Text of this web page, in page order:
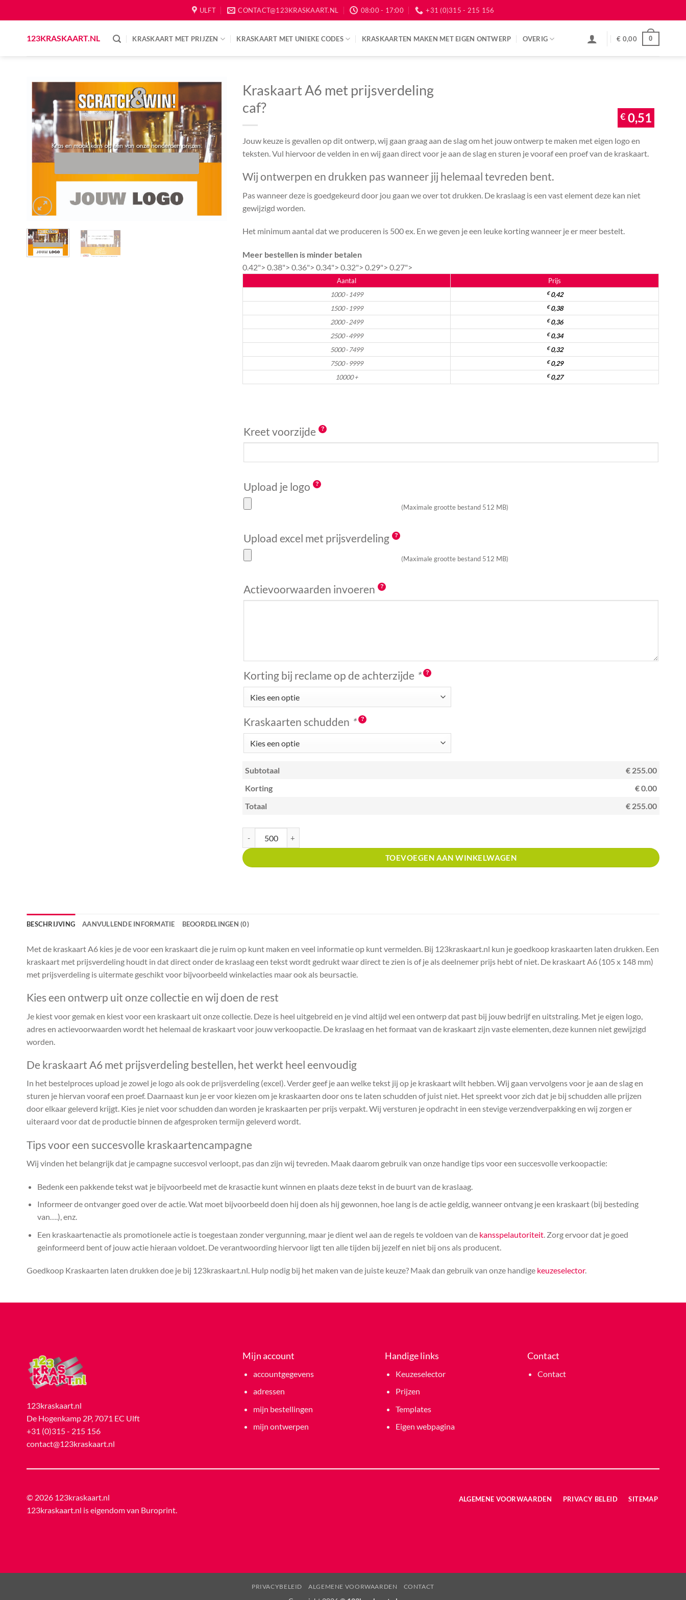
to
ULFT CONTACT@123KRASKAART.NL 08:00 - 17:00 +31 (0)315 - 215 156
123KRASKAART.NL KRASKAART MET PRIJZEN KRASKAART MET UNIEKE CODES KRASKAARTEN MAKEN MET EIGEN ONTWERP OVERIG € 0,00 0
Kraskaart A6 met prijsverdeling
caf?
€0,51
Jouw keuze is gevallen op dit ontwerp, wij gaan graag aan de slag om het jouw ontwerp te maken met eigen logo en
teksten. Vul hiervoor de velden in en wij gaan direct voor je aan de slag en sturen je vooraf een proef van de kraskaart.
Wij ontwerpen en drukken pas wanneer jij helemaal tevreden bent.
Pas wanneer deze is goedgekeurd door jou gaan we over tot drukken. De kraslaag is een vast element deze kan niet
gewijzigd worden.
Het minimum aantal dat we produceren is 500 ex. En we geven je een leuke korting wanneer je er meer bestelt.
Meer bestellen is minder betalen
0.42">0.38">0.36">0.34">0.32">0.29">0.27">
Aantal
Prijs
1000 - 1499
€0,42
1500 - 1999
€0,38
2000 - 2499
€0,36
2500 - 4999
€0,34
5000 - 7499
€0,32
7500 - 9999
€0,29
10000 +
€0,27
Kreet voorzijde
Upload je logo
(Maximale grootte bestand 512 MB)
Upload excel met prijsverdeling
(Maximale grootte bestand 512 MB)
Actievoorwaarden invoeren
Korting bij reclame op de achterzijde *
Kraskaarten schudden *
Subtotaal
€ 255.00
Korting
€ 0.00
Totaal
€ 255.00
TOEVOEGEN AAN WINKELWAGEN
BESCHRIJVING AANVULLENDE INFORMATIE BEOORDELINGEN (0)
Met de kraskaart A6 kies je de voor een kraskaart die je ruim op kunt maken en veel informatie op kunt vermelden. Bij 123kraskaart.nl kun je goedkoop kraskaarten laten drukken. Een
kraskaart met prijsverdeling houdt in dat direct onder de kraslaag een tekst wordt gedrukt waar direct te zien is of je als deelnemer prijs hebt of niet. De kraskaart A6 (105 x 148 mm)
met prijsverdeling is uitermate geschikt voor bijvoorbeeld winkelacties maar ook als beursactie.
Kies een ontwerp uit onze collectie en wij doen de rest
Je kiest voor gemak en kiest voor een kraskaart uit onze collectie. Deze is heel uitgebreid en je vind altijd wel een ontwerp dat past bij jouw bedrijf en uitstraling. Met je eigen logo,
adres en actievoorwaarden wordt het helemaal de kraskaart voor jouw verkoopactie. De kraslaag en het formaat van de kraskaart zijn vaste elementen, deze kunnen niet gewijzigd
worden.
De kraskaart A6 met prijsverdeling bestellen, het werkt heel eenvoudig
In het bestelproces upload je zowel je logo als ook de prijsverdeling (excel). Verder geef je aan welke tekst jij op je kraskaart wilt hebben. Wij gaan vervolgens voor je aan de slag en
sturen je hiervan vooraf een proef. Daarnaast kun je er voor kiezen om je kraskaarten door ons te laten schudden of juist niet. Het spreekt voor zich dat je bij schudden alle prijzen
door elkaar geleverd krijgt. Kies je niet voor schudden dan worden je kraskaarten per prijs verpakt. Wij versturen je opdracht in een stevige verzendverpakking en wij zorgen er
uiteraard voor dat de productie binnen de afgesproken termijn geleverd wordt.
Tips voor een succesvolle kraskaartencampagne
Wij vinden het belangrijk dat je campagne succesvol verloopt, pas dan zijn wij tevreden. Maak daarom gebruik van onze handige tips voor een succesvolle verkoopactie:
Bedenk een pakkende tekst wat je bijvoorbeeld met de krasactie kunt winnen en plaats deze tekst in de buurt van de kraslaag.
Informeer de ontvanger goed over de actie. Wat moet bijvoorbeeld doen hij doen als hij gewonnen, hoe lang is de actie geldig, wanneer ontvang je een kraskaart (bij besteding
van….), enz.
Een kraskaartenactie als promotionele actie is toegestaan zonder vergunning, maar je dient wel aan de regels te voldoen van de kansspelautoriteit. Zorg ervoor dat je goed
geinformeerd bent of jouw actie hieraan voldoet. De verantwoording hiervoor ligt ten alle tijden bij jezelf en niet bij ons als producent.
Goedkoop Kraskaarten laten drukken doe je bij 123kraskaart.nl. Hulp nodig bij het maken van de juiste keuze? Maak dan gebruik van onze handige keuzeselector.
123kraskaart.nl
De Hogenkamp 2P, 7071 EC Ulft
+31 (0)315 - 215 156
contact@123kraskaart.nl
Mijn account
accountgegevens
adressen
mijn bestellingen
mijn ontwerpen
Handige links
Keuzeselector
Prijzen
Templates
Eigen webpagina
Contact
Contact
© 2026 123kraskaart.nl
123kraskaart.nl is eigendom van Buroprint.
ALGEMENE VOORWAARDEN PRIVACY BELEID SITEMAP
PRIVACYBELEID ALGEMENE VOORWAARDEN CONTACT